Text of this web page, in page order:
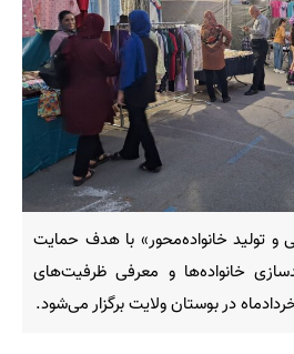
و تولید خانواده‌محور» با هدف حمایت
خانواده‌ها و معرفی ظرفیت‌های